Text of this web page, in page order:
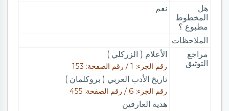
هل
المخطوط
مطبوع ؟
نعم
الملاحظات
مراجع
التوثيق
الأعلام ( الزركلي )
رقم الجزء: 1 / رقم الصفحة: 153
تاريخ الأدب العربي ( بروكلمان )
رقم الجزء: 6 / رقم الصفحة: 455
هدية العارفين